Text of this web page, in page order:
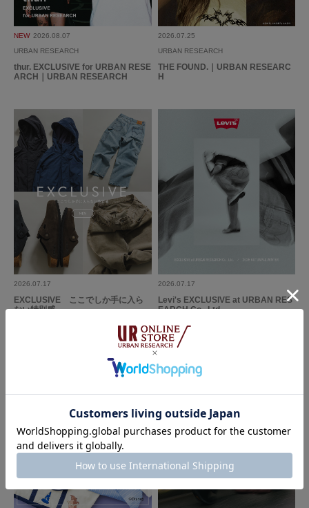
NEW 2026.08.07
URBAN RESEARCH
thur. EXCLUSIVE for URBAN RESE
ARCH｜URBAN RESEARCH
2026.07.25
URBAN RESEARCH
THE FOUND.｜URBAN RESEARC
H
2026.07.17
EXCLUSIVE ここでしか手に入ら
ない特別感
2026.07.17
Levi's EXCLUSIVE at URBAN RES
EARCH Co., Ltd.